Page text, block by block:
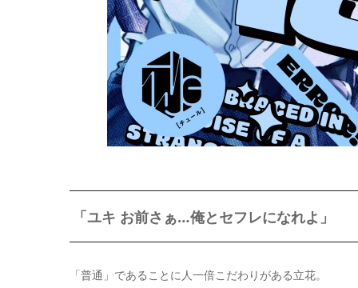
「ユキ お前さぁ…俺とセフレになれよ」
「普通」であることに人一倍こだわりがある立花。